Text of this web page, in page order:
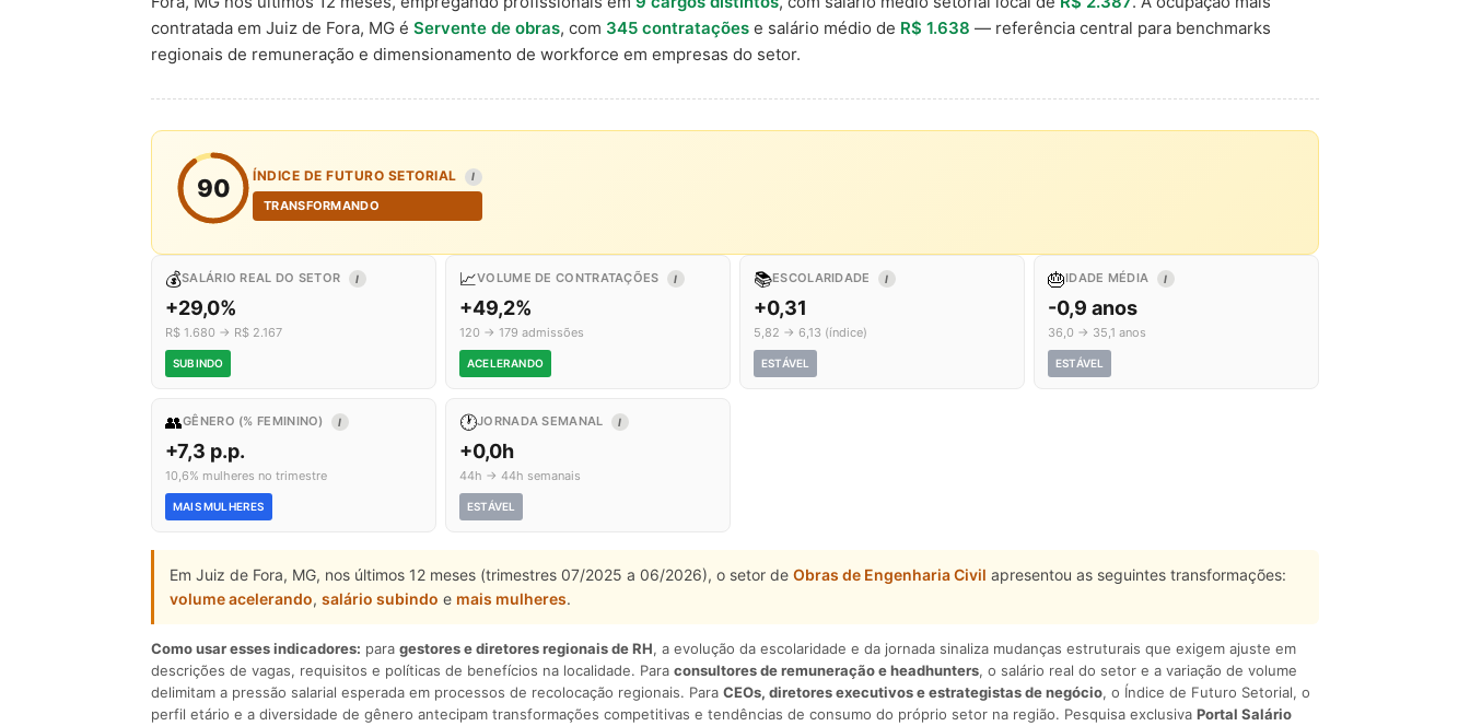
contratada em Juiz de Fora, MG é Servente de obras, com 345 contratações e salário médio de R$ 1.638 — referência central para benchmarks
regionais de remuneração e dimensionamento de workforce em empresas do setor.
90 ÍNDICE DE FUTURO SETORIAL I
TRANSFORMANDO
💰SALÁRIO REAL DO SETOR I
+29,0%
R$ 1.680 → R$ 2.167
SUBINDO
📈VOLUME DE CONTRATAÇÕES I
+49,2%
120 → 179 admissões
ACELERANDO
📚ESCOLARIDADE I
+0,31
5,82 → 6,13 (índice)
ESTÁVEL
🎂IDADE MÉDIA I
-0,9 anos
36,0 → 35,1 anos
ESTÁVEL
👥GÊNERO (% FEMININO) I
+7,3 p.p.
10,6% mulheres no trimestre
MAIS MULHERES
🕐JORNADA SEMANAL I
+0,0h
44h → 44h semanais
ESTÁVEL
Em Juiz de Fora, MG, nos últimos 12 meses (trimestres 07/2025 a 06/2026), o setor de Obras de Engenharia Civil apresentou as seguintes transformações:
volume acelerando, salário subindo e mais mulheres.
Como usar esses indicadores: para gestores e diretores regionais de RH, a evolução da escolaridade e da jornada sinaliza mudanças estruturais que exigem ajuste em
descrições de vagas, requisitos e políticas de benefícios na localidade. Para consultores de remuneração e headhunters, o salário real do setor e a variação de volume
delimitam a pressão salarial esperada em processos de recolocação regionais. Para CEOs, diretores executivos e estrategistas de negócio, o Índice de Futuro Setorial, o
perfil etário e a diversidade de gênero antecipam transformações competitivas e tendências de consumo do próprio setor na região. Pesquisa exclusiva Portal Salário